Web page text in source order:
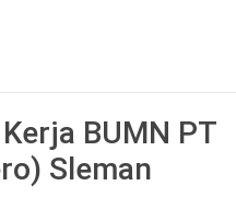
BUMN PT
Sleman